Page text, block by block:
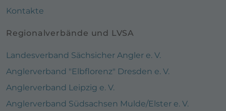
Kontakte
Regionalverbände und LVSA
Landesverband Sächsicher Angler e. V.
Anglerverband "Elbflorenz" Dresden e. V.
Anglerverband Leipzig e. V.
Anglerverband Südsachsen Mulde/Elster e. V.